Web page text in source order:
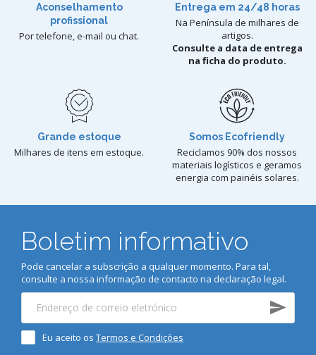
Aconselhamento
profissional
Por telefone, e-mail ou chat.
Entrega em 24/48 horas
Na Península de milhares de
artigos.
Consulte a data de entrega
na ficha do produto.
Grande estoque
Milhares de itens em estoque.
Somos Ecofriendly
Reciclamos 90% dos nossos
materiais logísticos e geramos
energia com painéis solares.
Boletim informativo
Pode cancelar a subscrição a qualquer momento. Para tal,
consulte a nossa informação de contacto na declaração legal.
Eu aceito os Termos e Condições